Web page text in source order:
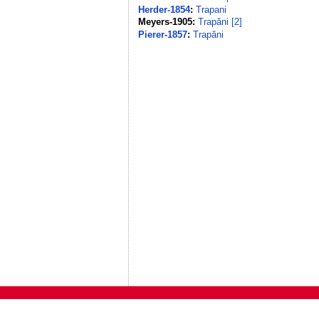
Herder-1854: Trapani
Meyers-1905: Trapăni [2]
Pierer-1857: Trapăni